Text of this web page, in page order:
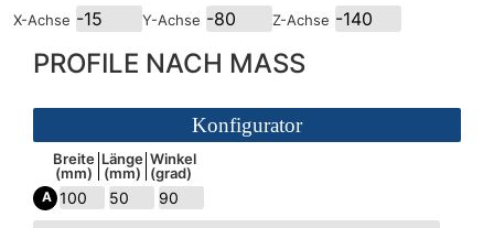
X-Achse Y-Achse Z-Achse
PROFILE NACH MASS
Konfigurator
Breite
(mm)
Länge
(mm)
Winkel
(grad)
A